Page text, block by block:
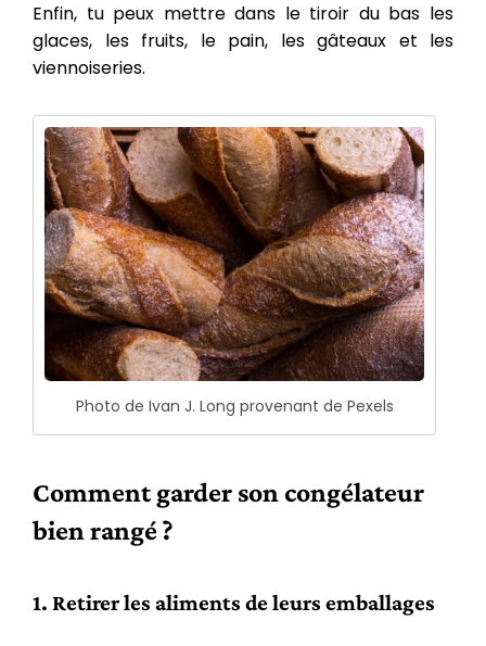
Enfin, tu peux mettre dans le tiroir du bas les
glaces, les fruits, le pain, les gâteaux et les
viennoiseries.
Photo de Ivan J. Long provenant de Pexels
Comment garder son congélateur
bien rangé ?
1. Retirer les aliments de leurs emballages